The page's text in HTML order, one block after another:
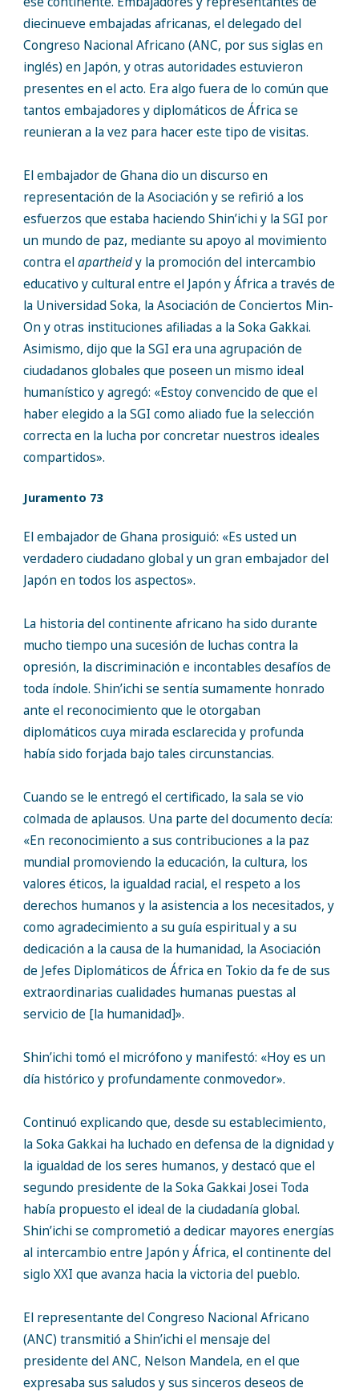
diecinueve embajadas africanas, el delegado del
Congreso Nacional Africano (ANC, por sus siglas en
inglés) en Japón, y otras autoridades estuvieron
presentes en el acto. Era algo fuera de lo común que
tantos embajadores y diplomáticos de África se
reunieran a la vez para hacer este tipo de visitas.
El embajador de Ghana dio un discurso en
representación de la Asociación y se refirió a los
esfuerzos que estaba haciendo Shin’ichi y la SGI por
un mundo de paz, mediante su apoyo al movimiento
contra elapartheidy la promoción del intercambio
educativo y cultural entre el Japón y África a través de
la Universidad Soka, la Asociación de Conciertos Min-
On y otras instituciones afiliadas a la Soka Gakkai.
Asimismo, dijo que la SGI era una agrupación de
ciudadanos globales que poseen un mismo ideal
humanístico y agregó: «Estoy convencido de que el
haber elegido a la SGI como aliado fue la selección
correcta en la lucha por concretar nuestros ideales
compartidos».
Juramento 73
El embajador de Ghana prosiguió: «Es usted un
verdadero ciudadano global y un gran embajador del
Japón en todos los aspectos».
La historia del continente africano ha sido durante
mucho tiempo una sucesión de luchas contra la
opresión, la discriminación e incontables desafíos de
toda índole. Shin’ichi se sentía sumamente honrado
ante el reconocimiento que le otorgaban
diplomáticos cuya mirada esclarecida y profunda
había sido forjada bajo tales circunstancias.
Cuando se le entregó el certificado, la sala se vio
colmada de aplausos. Una parte del documento decía:
«En reconocimiento a sus contribuciones a la paz
mundial promoviendo la educación, la cultura, los
valores éticos, la igualdad racial, el respeto a los
derechos humanos y la asistencia a los necesitados, y
como agradecimiento a su guía espiritual y a su
dedicación a la causa de la humanidad, la Asociación
de Jefes Diplomáticos de África en Tokio da fe de sus
extraordinarias cualidades humanas puestas al
servicio de [la humanidad]».
Shin’ichi tomó el micrófono y manifestó: «Hoy es un
día histórico y profundamente conmovedor».
Continuó explicando que, desde su establecimiento,
la Soka Gakkai ha luchado en defensa de la dignidad y
la igualdad de los seres humanos, y destacó que el
segundo presidente de la Soka Gakkai Josei Toda
había propuesto el ideal de la ciudadanía global.
Shin’ichi se comprometió a dedicar mayores energías
al intercambio entre Japón y África, el continente del
siglo XXI que avanza hacia la victoria del pueblo.
El representante del Congreso Nacional Africano
(ANC) transmitió a Shin’ichi el mensaje del
presidente del ANC, Nelson Mandela, en el que
expresaba sus saludos y sus sinceros deseos de